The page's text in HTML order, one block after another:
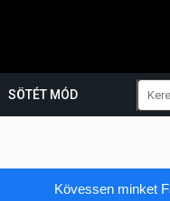
SÖTÉT MÓD
Kövessen minket